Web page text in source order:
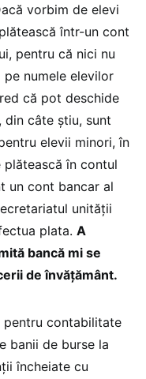
vorbim de elevi
într-un cont
pentru că nici nu
numele elevilor
că pot deschide
din câte știu, sunt
elevii minori, în
plătească în contul
un cont bancar al
unității
plata. A
bancă mi se
de învățământ.
pentru contabilitate
banii de burse la
încheiate cu